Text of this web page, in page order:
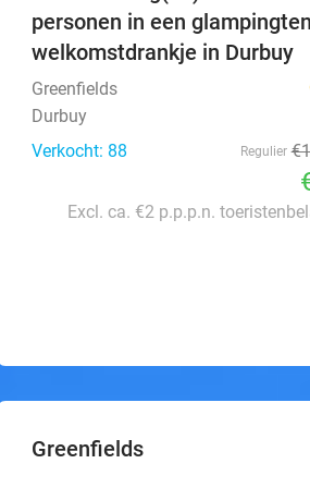
personen in een
welkomstdrankje in Durbuy
Greenfields
Durbuy
Verkocht: 88
Regulier
Excl. ca. €2 p.p.p.n.
Greenfields